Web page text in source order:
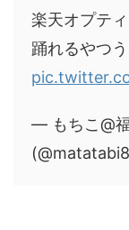
楽天オプテ
踊れるやつ
— もちこ@